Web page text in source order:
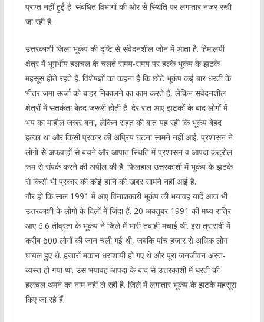
प्राप्त नहीं हुई है. संबंधित विभागों की ओर से स्थिति पर लगातार नजर रखी
जा रही है.
उत्तरकाशी जिला भूकंप की दृष्टि से संवेदनशील जोन में आता है. हिमालयी
क्षेत्र में भूगर्भीय हलचल के चलते समय-समय पर हल्के भूकंप के झटके
महसूस होते रहते हैं. विशेषज्ञों का कहना है कि छोटे भूकंप कई बार धरती के
भीतर जमा ऊर्जा को बाहर निकालने का काम करते हैं, लेकिन संवेदनशील
क्षेत्रों में सतर्कता बेहद जरूरी होती है. देर रात आए झटकों के बाद लोगों में
भय का माहौल जरूर बना, लेकिन राहत की बात यह रही कि भूकंप बेहद
हल्का था और किसी प्रकार की अप्रिय घटना सामने नहीं आई. प्रशासन ने
लोगों से अफवाहों से बचने और आपात स्थिति में प्रशासन व आपदा कंट्रोल
रूम से संपर्क करने की अपील की है. फिलहाल उत्तरकाशी में भूकंप के झटके
से किसी भी प्रकार की कोई हानि की खबर सामने नहीं आई है.
गौर हो कि साल 1991 में आए विनाशकारी भूकंप की भयावह यादें आज भी
उत्तरकाशी के लोगों के दिलों में जिंदा हैं. 20 अक्तूबर 1991 की मध्य रात्रि
आए 6.6 तीव्रता के भूकंप ने जिले में भारी तबाही मचाई थी. इस त्रासदी में
करीब 600 लोगों की जान चली गई थी, जबकि पांच हजार से अधिक लोग
घायल हुए थे. हजारों मकान धराशायी हो गए थे और पूरा जनजीवन अस्त-
व्यस्त हो गया था. उस भयावह आपदा के बाद से उत्तरकाशी में धरती की
हलचल थमने का नाम नहीं ले रही है. जिले में लगातार भूकंप के झटके महसूस
किए जा रहे हैं.